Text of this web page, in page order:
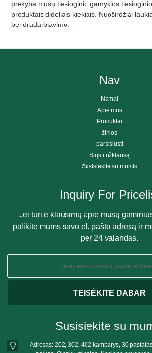
prekyba mūsų tiesioginio gamyklos
produktais dideliais kiekiais. Nuoširdžiai
bendradarbiavimo.
Nav
Namai
Apie mus
Produktai
žinios
parsisiųsti
Siųsti užklausą
Susisiekite su mumis
Inquiry For
Jei turite klausimų apie mūsų
palikite mums savo el. pašto adresą ir
per 24 valandas.
Susisiekite su
Adresas: 202, 302, 402 kambarys, 30